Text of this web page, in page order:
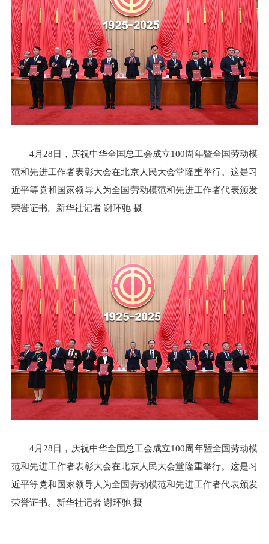
4月28日，庆祝中华全国总工会成立100周年暨全国劳动模
范和先进工作者表彰大会在北京人民大会堂隆重举行。这是习
近平等党和国家领导人为全国劳动模范和先进工作者代表颁发
荣誉证书。新华社记者 谢环驰 摄
4月28日，庆祝中华全国总工会成立100周年暨全国劳动模
范和先进工作者表彰大会在北京人民大会堂隆重举行。这是习
近平等党和国家领导人为全国劳动模范和先进工作者代表颁发
荣誉证书。新华社记者 谢环驰 摄